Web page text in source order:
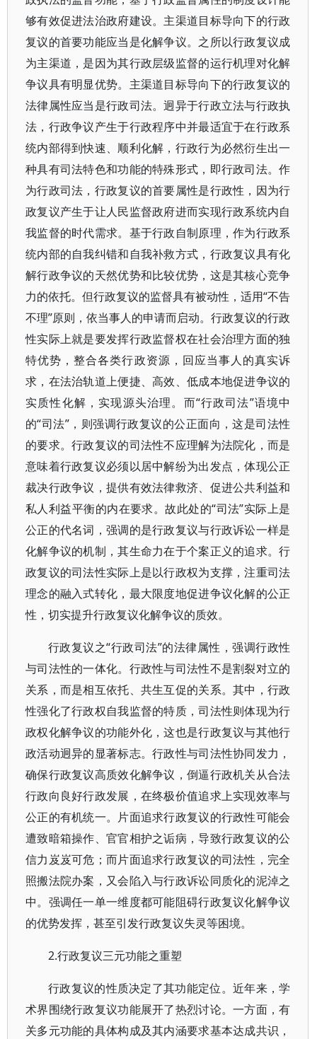
够有效促进法治政府建设。主渠道目标导向下的行政
复议的首要功能应当是化解争议。之所以行政复议成
为主渠道，是因为其行政层级监督的运行机理对化解
争议具有明显优势。主渠道目标导向下的行政复议的
法律属性应当是行政司法。迥异于行政立法与行政执
法，行政争议产生于行政程序中并最适宜于在行政系
统内部得到快速、顺利化解，行政行为必然衍生出一
种具有司法特色和功能的特殊形式，即行政司法。作
为行政司法，行政复议的首要属性是行政性，因为行
政复议产生于让人民监督政府进而实现行政系统内自
我监督的时代需求。基于行政自制原理，作为行政系
统内部的自我纠错和自我补救方式，行政复议具有化
解行政争议的天然优势和比较优势，这是其核心竞争
力的依托。但行政复议的监督具有被动性，适用“不告
不理”原则，依当事人的申请而启动。行政复议的行政
性实际上就是要发挥行政监督权在社会治理方面的独
特优势，整合各类行政资源，回应当事人的真实诉
求，在法治轨道上便捷、高效、低成本地促进争议的
实质性化解，实现源头治理。而“行政司法”语境中
的“司法”，则强调行政复议的公正面向，这是司法性
的要求。行政复议的司法性不应理解为法院化，而是
意味着行政复议必须以居中解纷为出发点，体现公正
裁决行政争议，提供有效法律救济、促进公共利益和
私人利益平衡的内在要求。故此处的“司法”实际上是
公正的代名词，强调的是行政复议与行政诉讼一样是
化解争议的机制，其生命力在于个案正义的追求。行
政复议的司法性实际上是以行政权为支撑，注重司法
理念的融入式转化，最大限度地促进争议化解的公正
性，切实提升行政复议化解争议的质效。
行政复议之“行政司法”的法律属性，强调行政性
与司法性的一体化。行政性与司法性不是割裂对立的
关系，而是相互依托、共生互促的关系。其中，行政
性强化了行政权自我监督的特质，司法性则体现为行
政权化解争议的功能外化，这也是行政复议与其他行
政活动迥异的显著标志。行政性与司法性协同发力，
确保行政复议高质效化解争议，倒逼行政机关从合法
行政向良好行政发展，在终极价值追求上实现效率与
公正的有机统一。片面追求行政复议的行政性可能会
遭致暗箱操作、官官相护之诟病，导致行政复议的公
信力岌岌可危；而片面追求行政复议的司法性，完全
照搬法院办案，又会陷入与行政诉讼同质化的泥淖之
中。强调任一单一维度都可能阻碍行政复议化解争议
的优势发挥，甚至引发行政复议失灵等困境。
2.行政复议三元功能之重塑
行政复议的性质决定了其功能定位。近年来，学
术界围绕行政复议功能展开了热烈讨论。一方面，有
关多元功能的具体构成及其内涵要求基本达成共识，